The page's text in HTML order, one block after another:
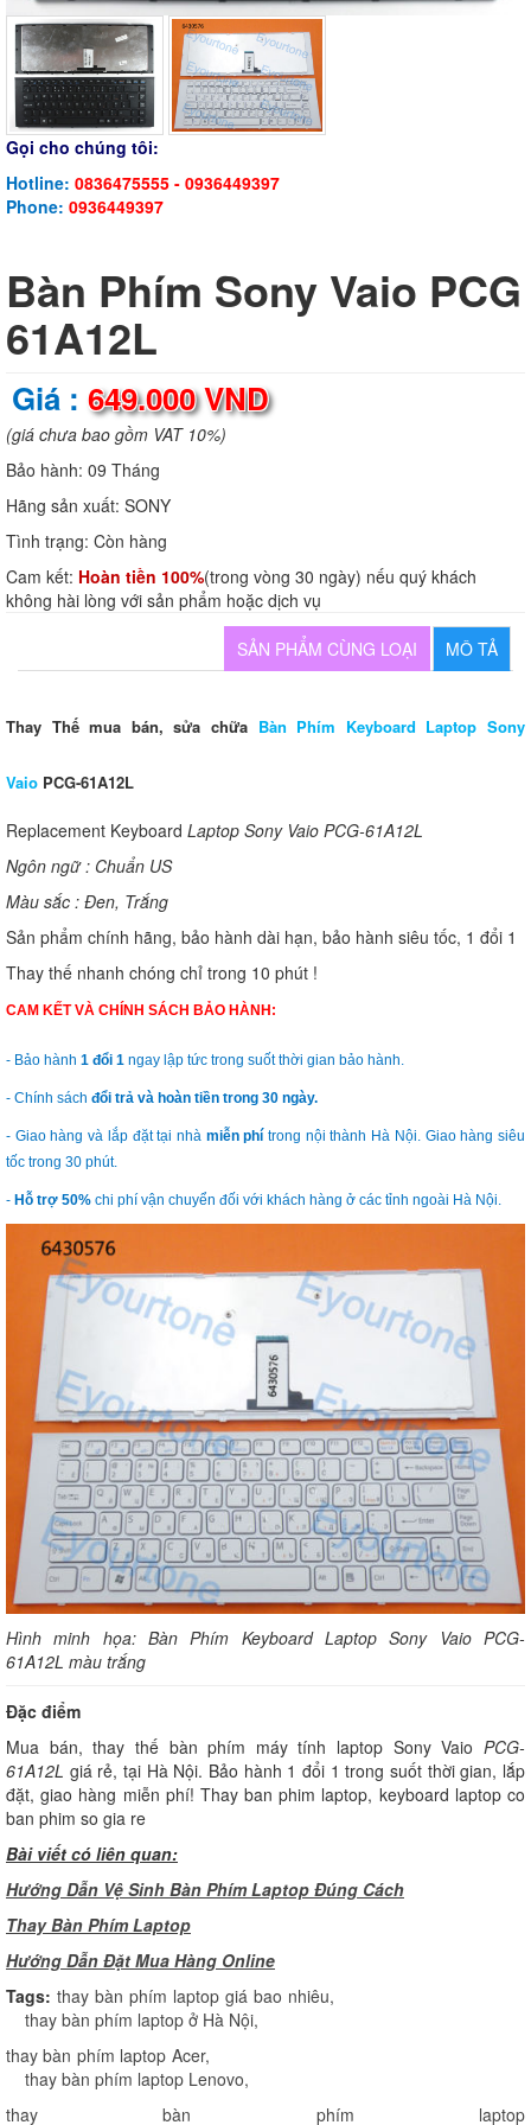
Gọi cho chúng tôi:
Hotline: 0836475555 - 0936449397
Phone: 0936449397
Bàn Phím Sony Vaio PCG
61A12L
Giá : 649.000 VND
(giá chưa bao gồm VAT 10%)
Bảo hành: 09 Tháng
Hãng sản xuất: SONY
Tình trạng: Còn hàng
Cam kết: Hoàn tiền 100%(trong vòng 30 ngày) nếu quý khách
không hài lòng với sản phẩm hoặc dịch vụ
MÔ TẢ
SẢN PHẨM CÙNG LOẠI
Thay Thế mua bán, sửa chữa Bàn Phím Keyboard Laptop Sony
Vaio PCG-61A12L
Replacement Keyboard Laptop Sony Vaio PCG-61A12L
Ngôn ngữ : Chuẩn US
Màu sắc : Đen, Trắng
Sản phẩm chính hãng, bảo hành dài hạn, bảo hành siêu tốc, 1 đổi 1
Thay thế nhanh chóng chỉ trong 10 phút !
CAM KẾT VÀ CHÍNH SÁCH BẢO HÀNH:
- Bảo hành 1 đổi 1 ngay lập tức trong suốt thời gian bảo hành.
- Chính sách đổi trả và hoàn tiền trong 30 ngày.
- Giao hàng và lắp đặt tại nhà miễn phí trong nội thành Hà Nội. Giao hàng siêu
tốc trong 30 phút.
- Hỗ trợ 50% chi phí vận chuyển đối với khách hàng ở các tỉnh ngoài Hà Nội.
Hình minh họa: Bàn Phím Keyboard Laptop Sony Vaio PCG-
61A12L màu trắng
Đặc điểm
Mua bán, thay thế bàn phím máy tính laptop Sony Vaio PCG-
61A12L giá rẻ, tại Hà Nội. Bảo hành 1 đổi 1 trong suốt thời gian, lắp
đặt, giao hàng miễn phí! Thay ban phim laptop, keyboard laptop co
ban phim so gia re
Bài viết có liên quan:
Hướng Dẫn Vệ Sinh Bàn Phím Laptop Đúng Cách
Thay Bàn Phím Laptop
Hướng Dẫn Đặt Mua Hàng Online
Tags: thay bàn phím laptop giá bao nhiêu,
thay bàn phím laptop ở Hà Nội,
thay bàn phím laptop Acer,
thay bàn phím laptop Lenovo,
thay bàn phím laptop